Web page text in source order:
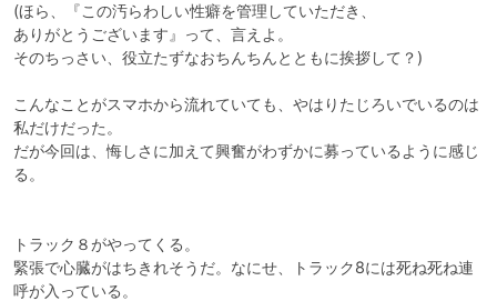
(ほら、『この汚らわしい性癖を管理していただき、
ありがとうございます』って、言えよ。
そのちっさい、役立たずなおちんちんとともに挨拶して？)
こんなことがスマホから流れていても、やはりたじろいでいるのは
私だけだった。
だが今回は、悔しさに加えて興奮がわずかに募っているように感じ
る。
トラック８がやってくる。
緊張で心臓がはちきれそうだ。なにせ、トラック8には死ね死ね連
呼が入っている。